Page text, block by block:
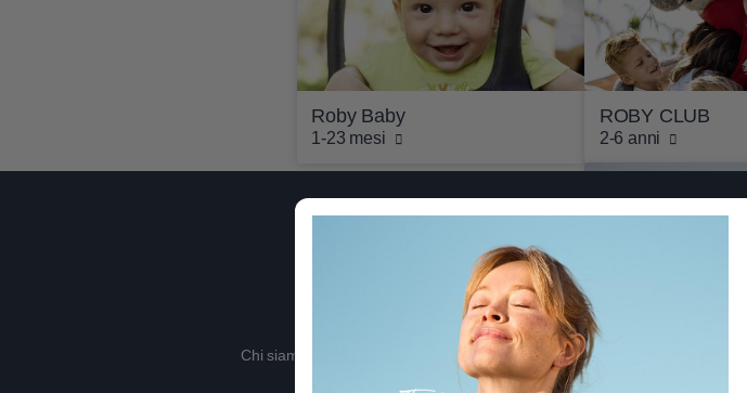
Roby Baby
1-23 mesi
ROBY CLUB
2-6 anni
Chi siamo Di più